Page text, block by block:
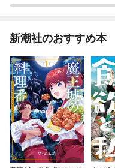
新潮社のおすすめ本